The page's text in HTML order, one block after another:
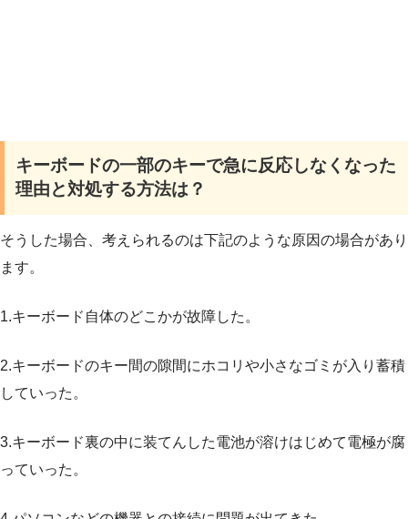
キーボードの一部のキーで急に反応しなくなった
理由と対処する方法は？
そうした場合、考えられるのは下記のような原因の場合があり
ます。
1.キーボード自体のどこかが故障した。
2.キーボードのキー間の隙間にホコリや小さなゴミが入り蓄積
していった。
3.キーボード裏の中に装てんした電池が溶けはじめて電極が腐
っていった。